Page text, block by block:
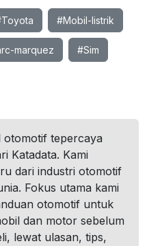
#Mobil-listrik
marquez #Sim
otomotif tepercaya
Katadata. Kami
dari industri otomotif
Fokus utama kami
otomotif untuk
dan motor sebelum
lewat ulasan, tips,